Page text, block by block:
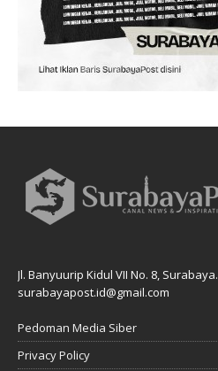
Jl. Banyuurip Kidul VII No. 8, Surabaya.
surabayapost.id@gmail.com
Pedoman Media Siber
Privacy Policy